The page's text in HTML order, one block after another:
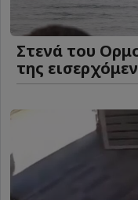
Στενά του
της